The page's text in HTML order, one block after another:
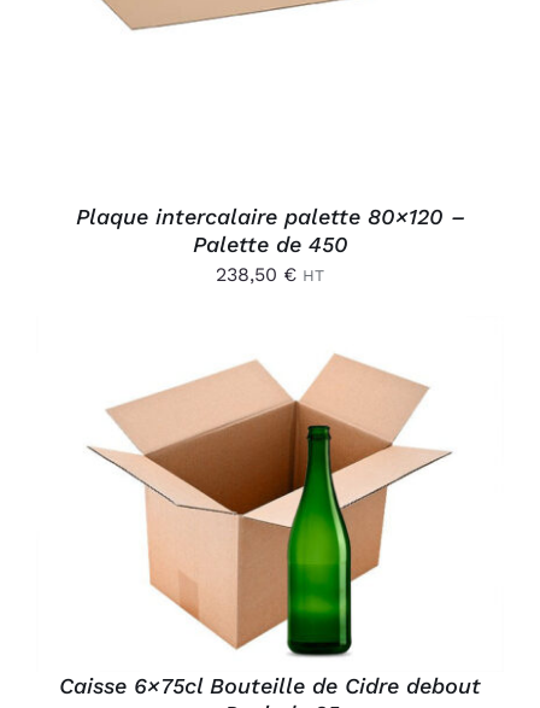
Plaque intercalaire palette 80×120 –
Palette de 450
238,50 € HT
AJOUTER AU PANIER
Caisse 6×75cl Bouteille de Cidre debout